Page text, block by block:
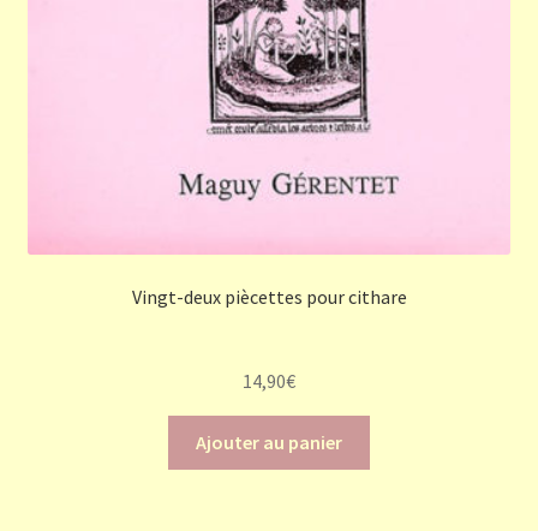
Vingt-deux piècettes pour cithare
14,90€
Ajouter au panier